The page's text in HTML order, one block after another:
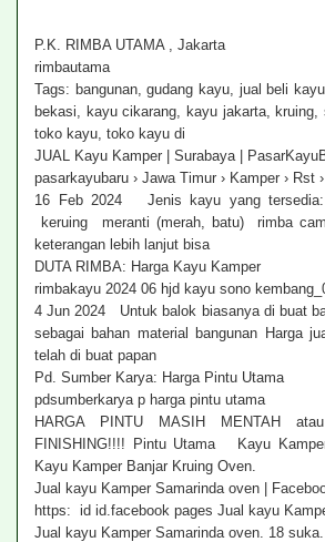
P.K. RIMBA UTAMA , Jakarta
rimbautama
Tags: bangunan, gudang kayu, jual beli
bekasi, kayu cikarang, kayu jakarta, kruing,
toko kayu, toko kayu di
JUAL Kayu Kamper | Surabaya |
pasarkayubaru › Jawa Timur › Kamper › Rst
16 Feb 2024 Jenis kayu yang
keruing meranti (merah, batu) rimba
keterangan lebih lanjut bisa
DUTA RIMBA: Harga Kayu Kamper
rimbakayu 2024 06 hjd kayu sono
4 Jun 2024 Untuk balok biasanya di buat
sebagai bahan material bangunan Harga
telah di buat papan
Pd. Sumber Karya: Harga Pintu Utama
pdsumberkarya p harga pintu utama
HARGA PINTU MASIH MENTAH
FINISHING!!!! Pintu Utama Kayu
Kayu Kamper Banjar Kruing Oven.
Jual kayu Kamper Samarinda oven |
https: id id.facebook pages Jual kayu
Jual kayu Kamper Samarinda oven. 18